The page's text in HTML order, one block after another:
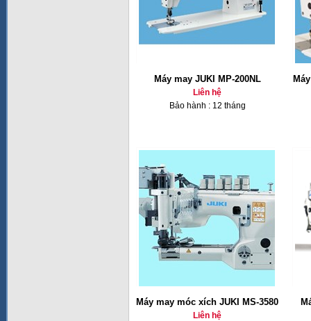
Máy may JUKI MP-200NL
Liên hệ
Bảo hành : 12 tháng
Máy may móc xích JUKI MS-3580
Liên hệ